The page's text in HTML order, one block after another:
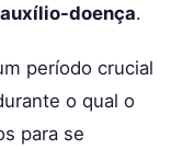
doença.
período crucial
o qual o
para se